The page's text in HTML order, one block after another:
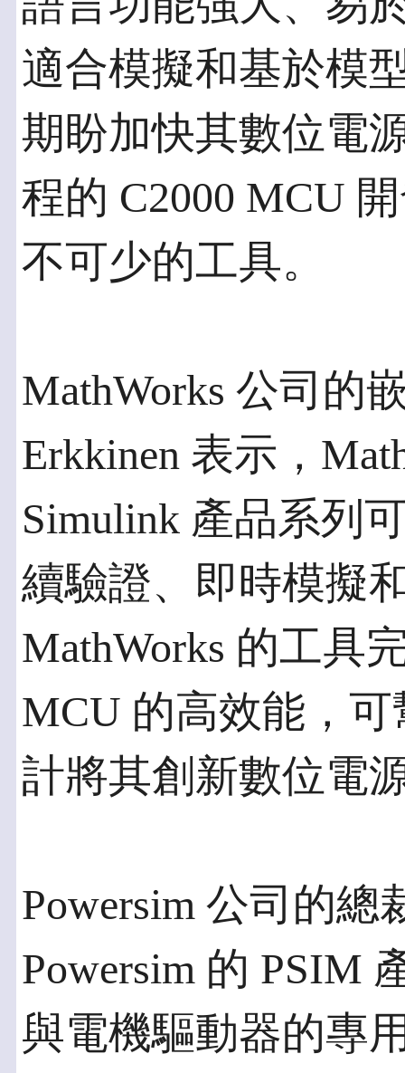
適合模擬和基於模
期盼加快其數位電
程的 C2000 MCU
不可少的工具。
MathWorks 公司的
Erkkinen 表示，
Simulink 產品系列
續驗證、即時模擬
MathWorks 的工具
MCU 的高效能，
計將其創新數位電
Powersim 公司的總
Powersim 的 PSIM
與電機驅動器的專